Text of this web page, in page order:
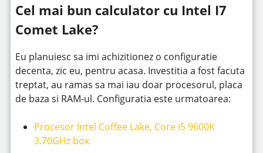
Cel mai bun calculator cu Intel I7
Comet Lake?
Eu planuiesc sa imi achizitionez o configuratie
decenta, zic eu, pentru acasa. Investitia a fost facuta
treptat, au ramas sa mai iau doar procesorul, placa
de baza si RAM-ul. Configuratia este urmatoarea:
Procesor Intel Coffee Lake, Core i5 9600K
3.70GHz box